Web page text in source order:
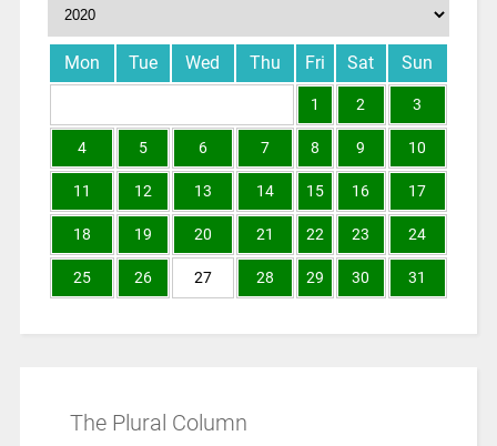
Mon Tue Wed Thu Fri Sat Sun
1 2 3
4 5 6 7 8 9 10
11 12 13 14 15 16 17
18 19 20 21 22 23 24
25 26 27 28 29 30 31
The Plural Column